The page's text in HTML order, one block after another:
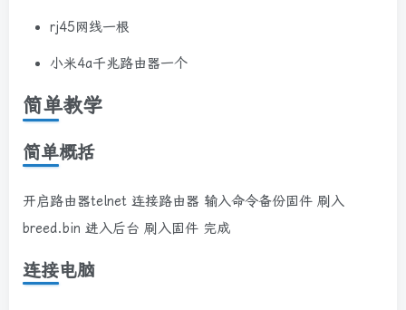
rj45网线一根
小米4a千兆路由器一个
简单教学
简单概括
开启路由器telnet 连接路由器 输入命令备份固件 刷入
breed.bin 进入后台 刷入固件 完成
连接电脑